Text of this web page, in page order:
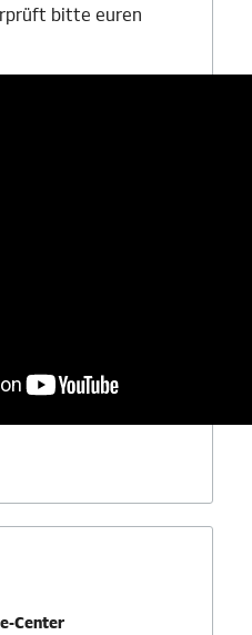
bitte euren
Center